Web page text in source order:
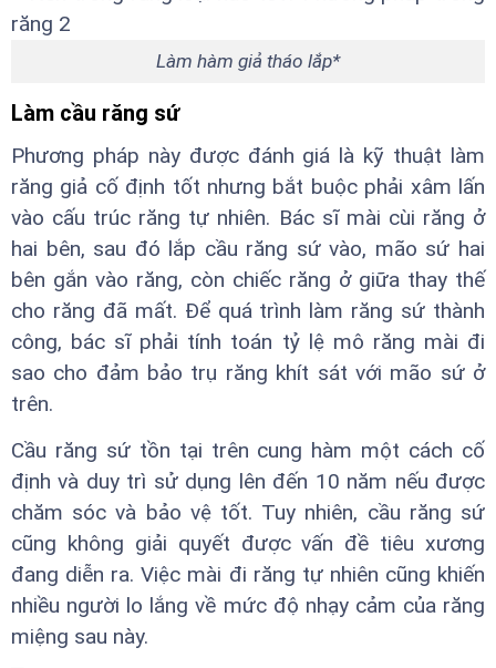
Làm hàm giả tháo lắp*
Làm cầu răng sứ
Phương pháp này được đánh giá là kỹ thuật làm
răng giả cố định tốt nhưng bắt buộc phải xâm lấn
vào cấu trúc răng tự nhiên. Bác sĩ mài cùi răng ở
hai bên, sau đó lắp cầu răng sứ vào, mão sứ hai
bên gắn vào răng, còn chiếc răng ở giữa thay thế
cho răng đã mất. Để quá trình làm răng sứ thành
công, bác sĩ phải tính toán tỷ lệ mô răng mài đi
sao cho đảm bảo trụ răng khít sát với mão sứ ở
trên.
Cầu răng sứ tồn tại trên cung hàm một cách cố
định và duy trì sử dụng lên đến 10 năm nếu được
chăm sóc và bảo vệ tốt. Tuy nhiên, cầu răng sứ
cũng không giải quyết được vấn đề tiêu xương
đang diễn ra. Việc mài đi răng tự nhiên cũng khiến
nhiều người lo lắng về mức độ nhạy cảm của răng
miệng sau này.